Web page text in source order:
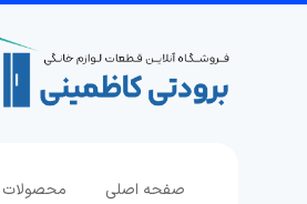
صفحه اصلی محصولات